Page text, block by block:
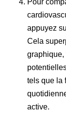
appuyez
Cela
graphique,
tels que la
active.